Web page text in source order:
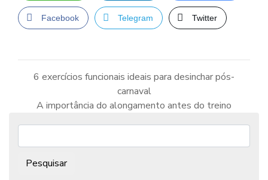
Facebook Telegram Twitter
Post
6 exercícios funcionais ideais para desinchar pós-
carnaval
A importância do alongamento antes do treino